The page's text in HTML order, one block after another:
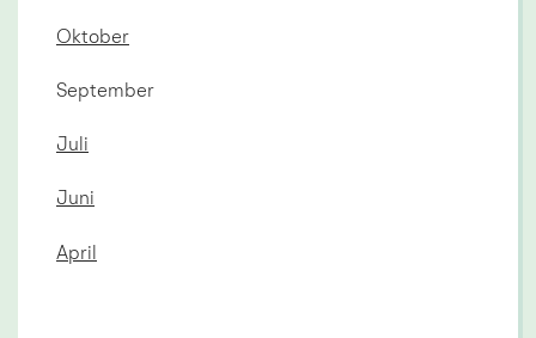
Oktober
September
Juli
Juni
April